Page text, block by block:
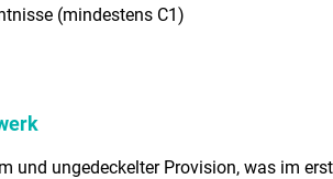
(mindestens C1)
und ungedeckelter Provision, was im